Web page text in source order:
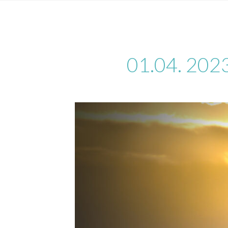
01.04.